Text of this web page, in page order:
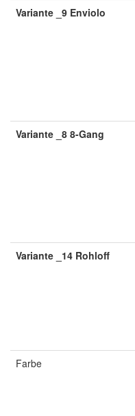
Variante _9 Enviolo
Variante _8 8-Gang
Variante _14 Rohloff
Farbe